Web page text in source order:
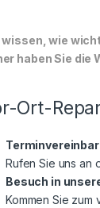
wissen, wie
haben Sie die
Ort-
Rufen Sie uns an
Besuch in
Kommen Sie